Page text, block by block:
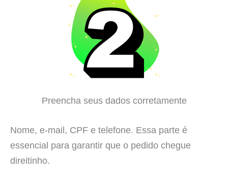
Preencha seus dados corretamente
Nome, e-mail, CPF e telefone. Essa parte é
essencial para garantir que o pedido chegue
direitinho.